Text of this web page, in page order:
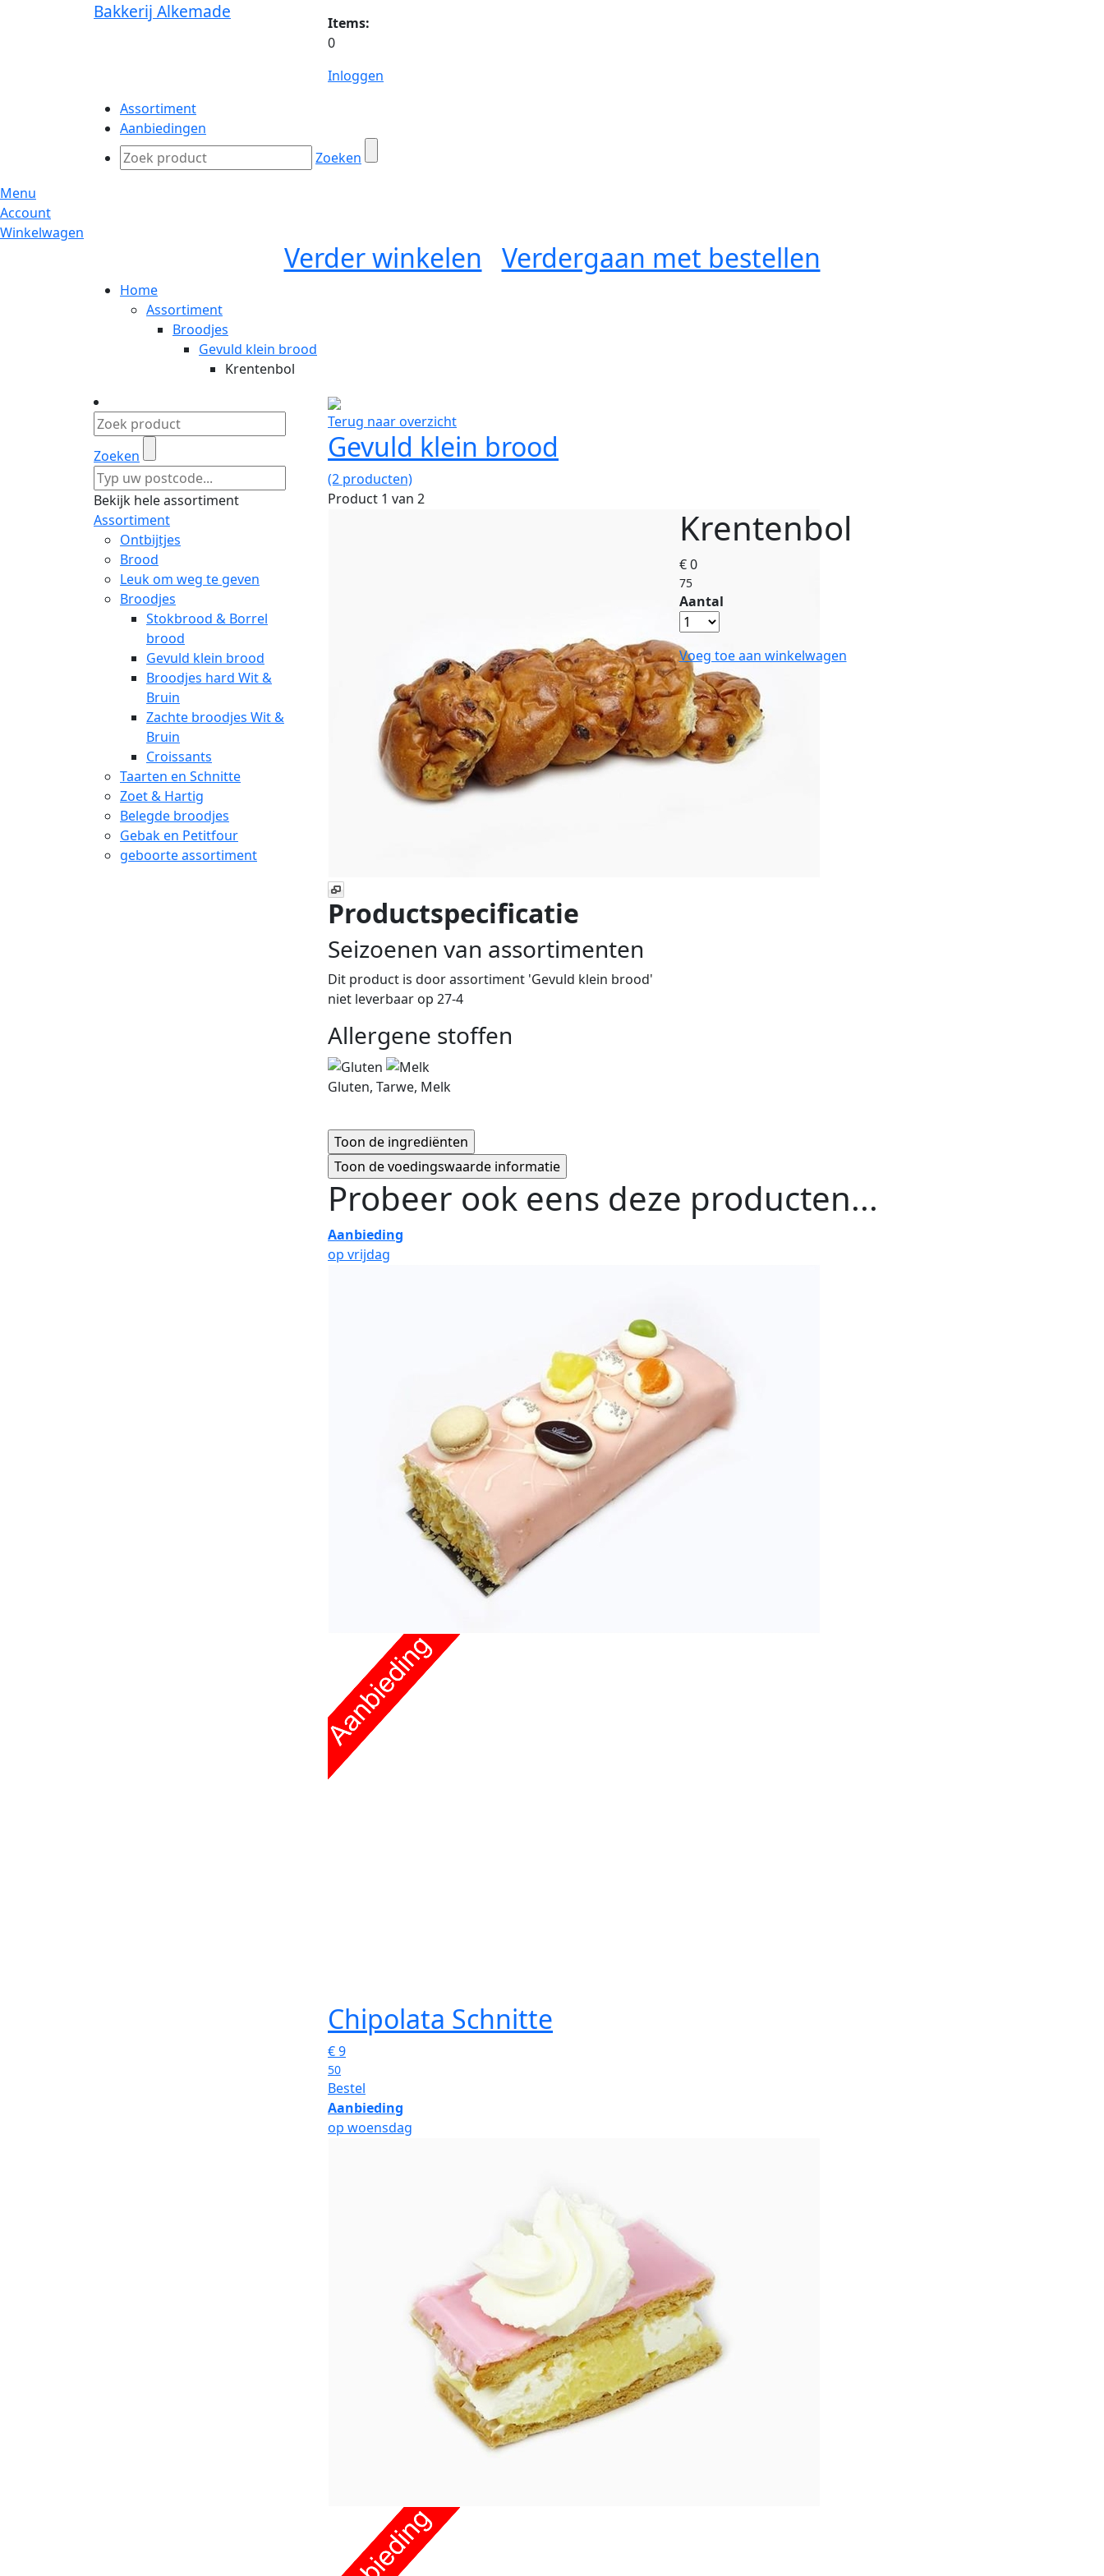
Bakkerij Alkemade
Items:
0
Inloggen
Assortiment
Aanbiedingen
Zoeken
Menu
Account
Winkelwagen
Verder winkelen Verdergaan met bestellen
Home
Assortiment
Broodjes
Gevuld klein brood
Krentenbol
Zoeken
Bekijk hele assortiment
Assortiment
Ontbijtjes
Brood
Leuk om weg te geven
Broodjes
Stokbrood & Borrel
brood
Gevuld klein brood
Broodjes hard Wit &
Bruin
Zachte broodjes Wit &
Bruin
Croissants
Taarten en Schnitte
Zoet & Hartig
Belegde broodjes
Gebak en Petitfour
geboorte assortiment
Terug naar overzicht
Gevuld klein brood
(2 producten)
Product 1 van 2
Krentenbol
€ 0
75
Aantal
Voeg toe aan winkelwagen
Productspecificatie
Seizoenen van assortimenten
Dit product is door assortiment 'Gevuld klein brood'
niet leverbaar op 27-4
Allergene stoffen
Gluten, Tarwe, Melk
Probeer ook eens deze producten...
Aanbieding
op vrijdag
Chipolata Schnitte
€9
50
Bestel
Aanbieding
op woensdag